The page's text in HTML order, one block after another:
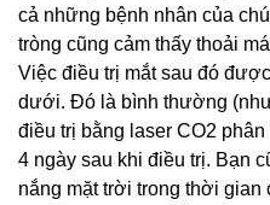
cả những bệnh nhân của
tròng cũng cảm thấy thoải
Việc điều trị mắt sau đó
dưới. Đó là bình thường
điều trị bằng laser CO2
4 ngày sau khi điều trị. Bạn
nắng mặt trời trong thời gian